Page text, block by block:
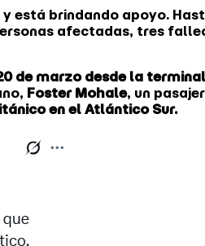
está brindando apoyo.
afectadas, tres
de marzo desde la
Foster Mohale, un
en el Atlántico Sur.